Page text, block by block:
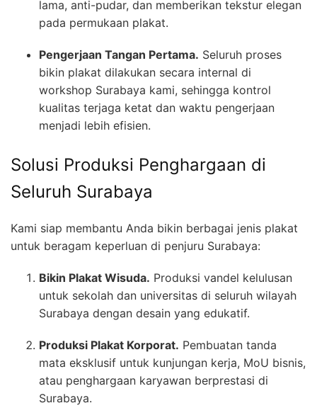
lama, anti-pudar, dan memberikan tekstur elegan
pada permukaan plakat.
Pengerjaan Tangan Pertama. Seluruh proses
bikin plakat dilakukan secara internal di
workshop Surabaya kami, sehingga kontrol
kualitas terjaga ketat dan waktu pengerjaan
menjadi lebih efisien.
Solusi Produksi Penghargaan di
Seluruh Surabaya
Kami siap membantu Anda bikin berbagai jenis plakat
untuk beragam keperluan di penjuru Surabaya:
Bikin Plakat Wisuda. Produksi vandel kelulusan
untuk sekolah dan universitas di seluruh wilayah
Surabaya dengan desain yang edukatif.
Produksi Plakat Korporat. Pembuatan tanda
mata eksklusif untuk kunjungan kerja, MoU bisnis,
atau penghargaan karyawan berprestasi di
Surabaya.